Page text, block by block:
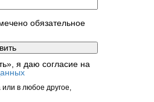
обязательное
я даю согласие на
в любое другое,